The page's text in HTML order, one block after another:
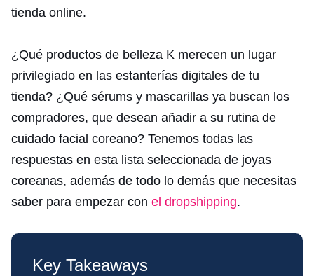
tienda online.
¿Qué productos de belleza K merecen un lugar
privilegiado en las estanterías digitales de tu
tienda? ¿Qué sérums y mascarillas ya buscan los
compradores, que desean añadir a su rutina de
cuidado facial coreano? Tenemos todas las
respuestas en esta lista seleccionada de joyas
coreanas, además de todo lo demás que necesitas
saber para empezar con el dropshipping.
Key Takeaways